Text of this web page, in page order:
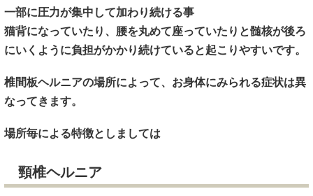
一部に圧力が集中して加わり続ける事
猫背になっていたり、腰を丸めて座っていたりと髄核が後ろ
にいくように負担がかかり続けていると起こりやすいです。
椎間板ヘルニアの場所によって、お身体にみられる症状は異
なってきます。
場所毎による特徴としましては
頸椎ヘルニア